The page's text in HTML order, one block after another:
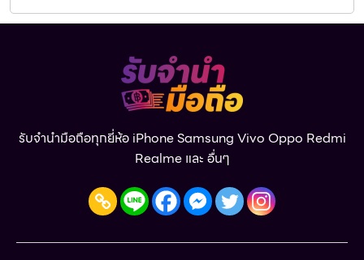
รับจำนำมือถือทุกยี่ห้อ iPhone Samsung Vivo Oppo Redmi
Realme และ อื่นๆ